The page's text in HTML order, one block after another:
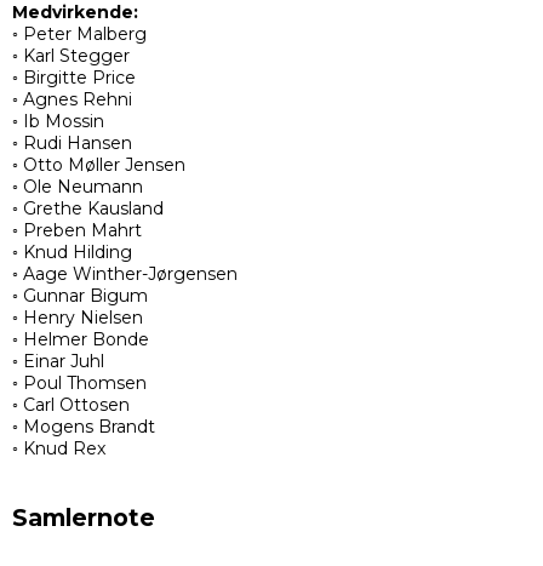
Medvirkende:
◦ Peter Malberg
◦ Karl Stegger
◦ Birgitte Price
◦ Agnes Rehni
◦ Ib Mossin
◦ Rudi Hansen
◦ Otto Møller Jensen
◦ Ole Neumann
◦ Grethe Kausland
◦ Preben Mahrt
◦ Knud Hilding
◦ Aage Winther-Jørgensen
◦ Gunnar Bigum
◦ Henry Nielsen
◦ Helmer Bonde
◦ Einar Juhl
◦ Poul Thomsen
◦ Carl Ottosen
◦ Mogens Brandt
◦ Knud Rex
Samlernote